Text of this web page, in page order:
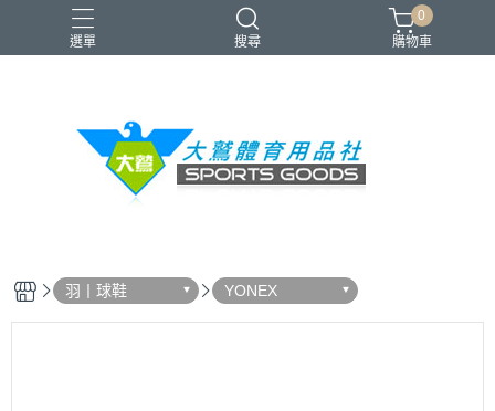
選單 搜尋
VICTOR YONEX 羽球拍 羽球鞋 零碼出清
0
購物車
羽丨球鞋 YONEX